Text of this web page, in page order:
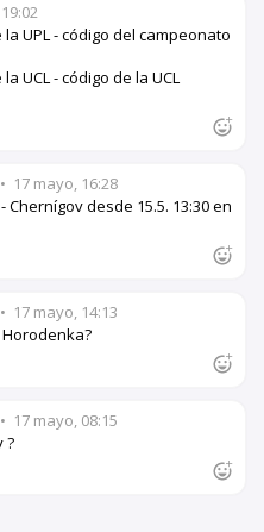
UPL - código del campeonato
UCL - código de la UCL
• 17 mayo, 16:28
desde 15.5. 13:30 en
• 17 mayo, 14:13
• 17 mayo, 08:15
?